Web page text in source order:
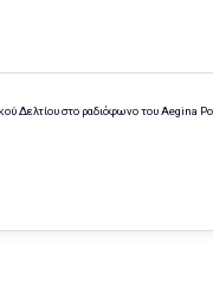
Δελτίου στο ραδιόφωνο του Aegina